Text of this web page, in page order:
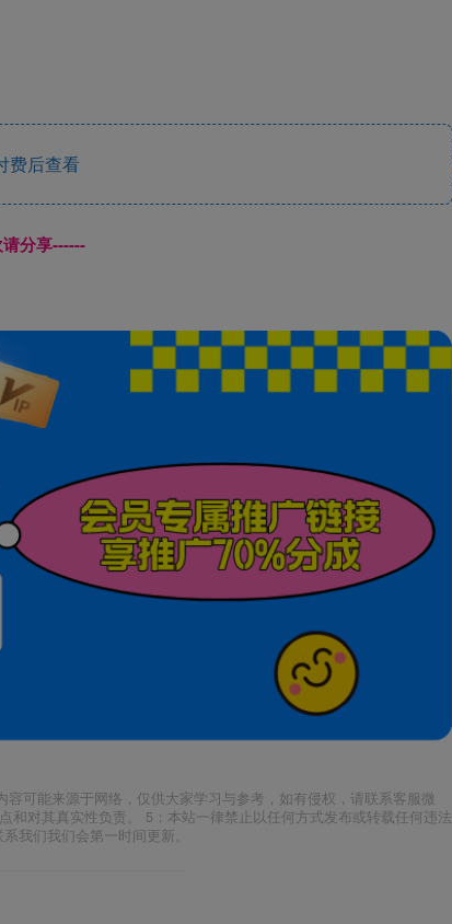
费后查看
分享------
可能来源于网络，仅供大家学习与参考，如有侵权，请联系客服微
对其真实性负责。 5：本站一律禁止以任何方式发布或转载任何违法
我们我们会第一时间更新。